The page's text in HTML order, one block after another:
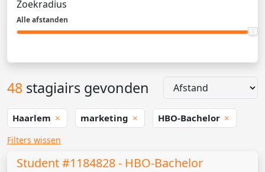
Zoekradius
Alle afstanden
48 stagiairs gevonden
Haarlem marketing HBO-Bachelor
Filters wissen
Student #1184828 - HBO-Bachelor